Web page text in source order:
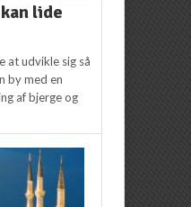
lide
at udvikle sig så
by med en
af bjerge og